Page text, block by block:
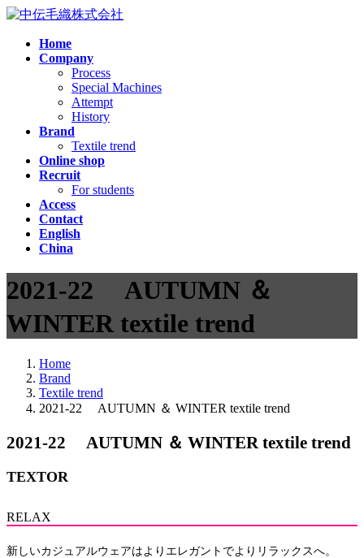
コ
ナ
Home
Company
Process
Special Machines
Attempt
History
Brand
Textile trend
Online shop
Recruit
For students
Access
Contact
English
China
2021-22 AUTUMN ＆
WINTER textile trend
Home
Brand
Textile trend
2021-22 AUTUMN ＆ WINTER textile trend
2021-22 AUTUMN ＆ WINTER textile trend
TEXTOR
RELAX
新しいカジュアルウェアはよりエレガントでよりリラックスへ。